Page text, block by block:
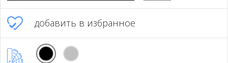
добавить в избранное